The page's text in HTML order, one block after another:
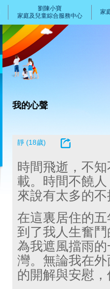
劉陳小寶
家庭及兒童綜合服務中心
家
我的心聲
靜 (18歲)
時間飛逝，不
載。時間不饒
來說有太多的
在這裏居住的
到了我人生奮
為我遮風擋雨
灣。無論我在
的開解與安慰